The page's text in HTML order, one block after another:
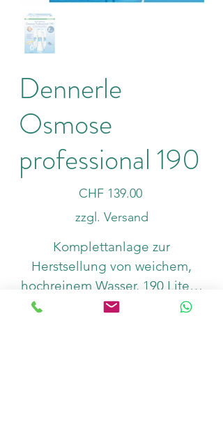
Dennerle
Osmose
professional 190
Preis
CHF 139.00
zzgl. Versand
Komplettanlage zur
Herstsellung von weichem,
hochreinem Wasser. 190 Liter /
Tag. Entfernt Härtem Wasser
Anzahl